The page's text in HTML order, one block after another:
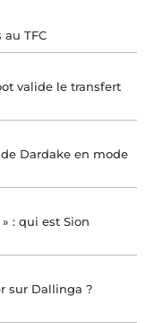
TFC
valide le transfert
Dardake en mode
: qui est Sion
sur Dallinga ?